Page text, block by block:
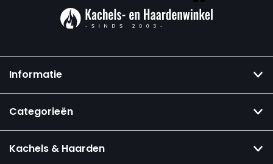
Informatie
Categorieën
Kachels & Haarden